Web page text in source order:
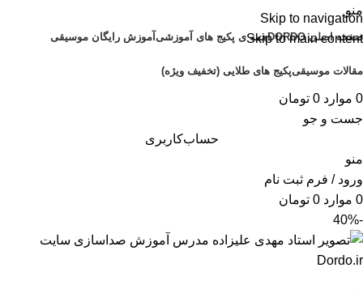
Skip to navigation
Skip to main content
منو
صفحه اصلی DORDO همه ی پکیج های آموزشی آموزش رایگان موسیقی
مقالات موسیقیپکیج های طلایی (تخفیف ویژه)
0 موارد 0 تومان
جست و جو
حساب‌کاربری
منو
ورود / فرم ثبت نام
0 موارد 0 تومان
-40%